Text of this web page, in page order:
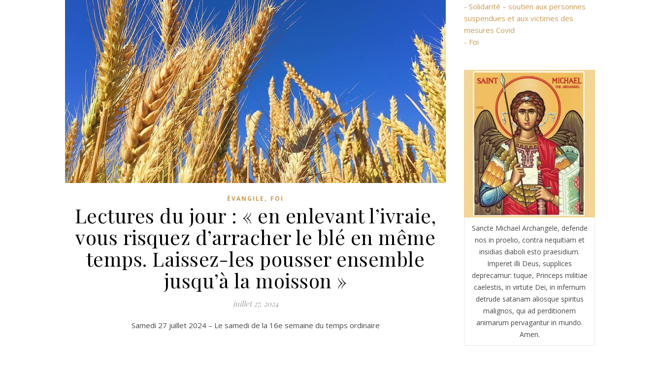
ÉVANGILE , FOI
Lectures du jour : « en enlevant l’ivraie,
vous risquez d’arracher le blé en même
temps. Laissez-les pousser ensemble
jusqu’à la moisson »
juillet 27, 2024
Samedi 27 juillet 2024 – Le samedi de la 16e semaine du temps ordinaire
- Solidarité – soutien aux personnes
suspendues et aux victimes des
mesures Covid
- Foi
Sancte Michael Archangele, defende
nos in proelio, contra nequitiam et
insidias diaboli esto praesidium.
Imperet illi Deus, supplices
deprecamur: tuque, Princeps militiae
caelestis, in virtute Dei, in infernum
detrude satanam aliosque spiritus
malignos, qui ad perditionem
animarum pervagantur in mundo.
Amen.